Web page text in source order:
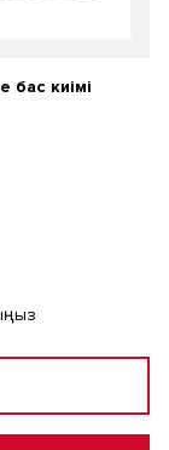
бас киімі